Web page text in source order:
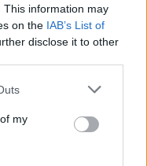
This information may
on the IAB’s List of
disclose it to other
my
Golf 1,8t 20vt 4wd
7 aug. 25
Kompressor"Quad-